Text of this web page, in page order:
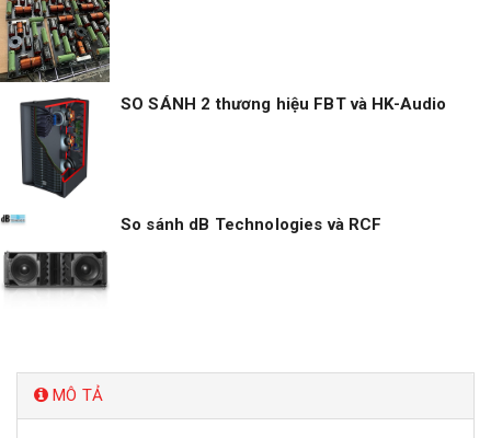
SO SÁNH 2 thương hiệu FBT và HK-Audio
So sánh dB Technologies và RCF
MÔ TẢ